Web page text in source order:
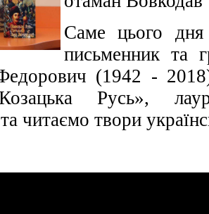
Саме цього дня
письменник та
(1942 -
Русь»,
читаємо твори